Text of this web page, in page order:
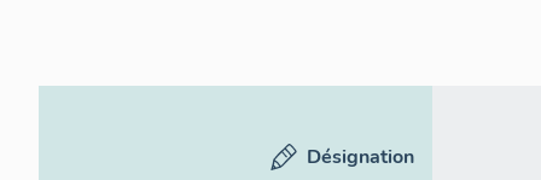
Désignation